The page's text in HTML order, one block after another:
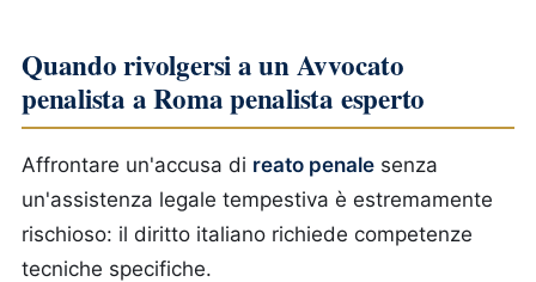
Quando rivolgersi a un Avvocato
penalista a Roma penalista esperto
Affrontare un'accusa di reato penale senza
un'assistenza legale tempestiva è estremamente
rischioso: il diritto italiano richiede competenze
tecniche specifiche.